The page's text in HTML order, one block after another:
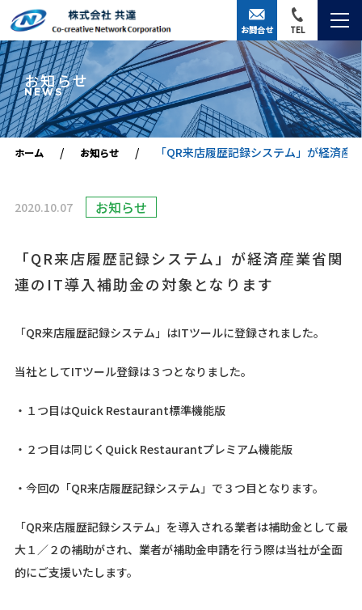
TEL
お問合せ
お知らせ
NEWS
ホーム お知らせ 「QR来店履歴記録システム」が経済
2020.10.07 お知らせ
「QR来店履歴記録システム」が経済産業省関
連のIT導入補助金の対象となります
「QR来店履歴記録システム」はITツールに登録されました。
当社としてITツール登録は３つとなりました。
・１つ目はQuick Restaurant標準機能版
・２つ目は同じくQuick Restaurantプレミアム機能版
・今回の「QR来店履歴記録システム」で３つ目となります。
「QR来店履歴記録システム」を導入される業者は補助金として最
大１／２の補助がされ、業者が補助金申請を行う際は当社が全面
的にご支援いたします。